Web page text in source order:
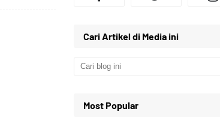
Cari Artikel di Media ini
Most Popular